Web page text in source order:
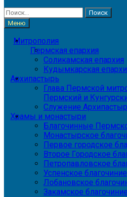
Найти:
Меню
Митрополия
Пермская епархия
Соликамская епархия
Кудымкарская
Архипастырь
Глава Пермской
Пермский и
Служение
Храмы и монастыри
Благочинные
Монастырское
Первое городское
Второе Городское
Петропавловское
Успенское благочиние
Лобановское
Закамское благочиние